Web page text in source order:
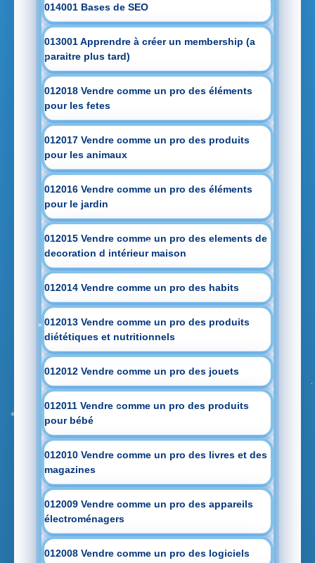
014001 Bases de SEO
013001 Apprendre à créer un membership (a
paraitre plus tard)
012018 Vendre comme un pro des éléments
pour les fetes
012017 Vendre comme un pro des produits
pour les animaux
012016 Vendre comme un pro des éléments
pour le jardin
012015 Vendre comme un pro des elements de
decoration d intérieur maison
012014 Vendre comme un pro des habits
012013 Vendre comme un pro des produits
diététiques et nutritionnels
012012 Vendre comme un pro des jouets
012011 Vendre comme un pro des produits
pour bébé
012010 Vendre comme un pro des livres et des
magazines
012009 Vendre comme un pro des appareils
électroménagers
012008 Vendre comme un pro des logiciels